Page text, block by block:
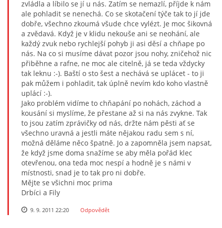
zvládla a líbilo se jí u nás. Zatím se nemazlí, příjde k nám
ale pohladit se nenechá. Co se skotačení týče tak to jí jde
dobře, všechno zkoumá všude chce vylézt. Je moc šikovná
a zvědavá. Když je v klidu nekouše ani se neohání, ale
každý zvuk nebo rychlejší pohyb ji asi děsí a chňape po
nás. Na co si musíme dávat pozor jsou nohy, zničehož nic
přiběhne a rafne, ne moc ale citelně, já se teda vždycky
tak leknu :-). Baští o sto šest a nechává se uplácet - to ji
pak můžem i pohladit, tak úplně nevím kdo koho vlastně
uplácí :-).
Jako problém vidíme to chňapání po nohách, záchod a
kousání si myslíme, že přestane až si na nás zvykne. Tak
to jsou zatím zprávičky od nás, držte nám pěsti ať se
všechno uravná a jestli máte nějakou radu sem s ní,
možná děláme něco špatně. Jo a zapomněla jsem napsat,
že když jsme doma snažíme se aby měla pořád klec
otevřenou, ona teda moc nespí a hodně je s námi v
místnosti, snad je to tak pro ni dobře.
Mějte se všichni moc prima
Drbíci a Fily
9. 9. 2011 22:20 Odpovědět